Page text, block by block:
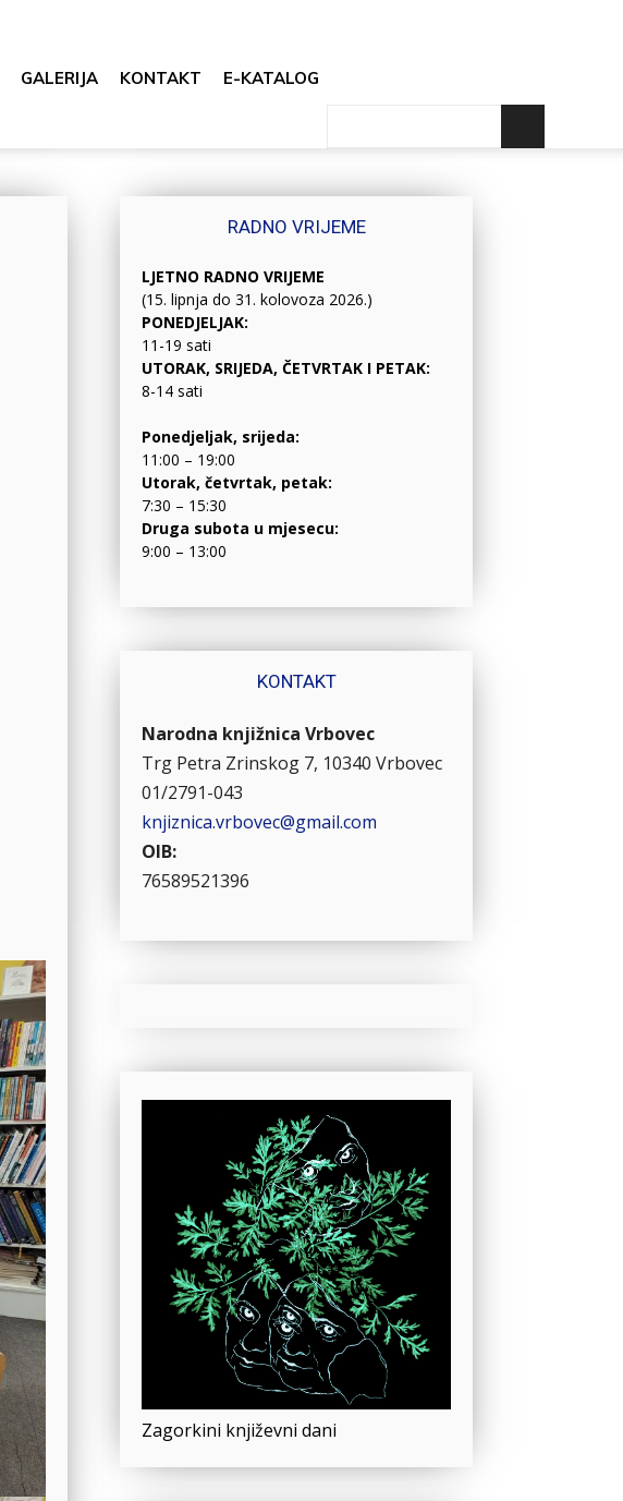
GALERIJA KONTAKT E-KATALOG
RADNO VRIJEME
LJETNO RADNO VRIJEME
(15. lipnja do 31. kolovoza 2026.)
PONEDJELJAK:
11-19 sati
UTORAK, SRIJEDA, ČETVRTAK I PETAK:
8-14 sati
Ponedjeljak, srijeda:
11:00 – 19:00
Utorak, četvrtak, petak:
7:30 – 15:30
Druga subota u mjesecu:
9:00 – 13:00
KONTAKT
Narodna knjižnica Vrbovec
Trg Petra Zrinskog 7, 10340 Vrbovec
01/2791-043
knjiznica.vrbovec@gmail.com
OIB:
76589521396
Zagorkini književni dani